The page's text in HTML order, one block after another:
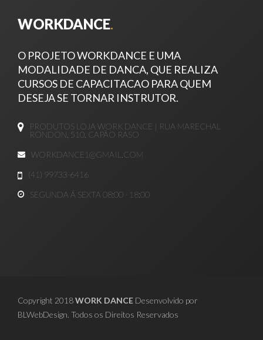
WORKDANCE.
O PROJETO WORKDANCE E UMA
MODALIDADE DE DANCA, QUE REALIZA
CURSOS DE CAPACITACAO PARA QUEM
DESEJA SE TORNAR INSTRUTOR.
PRODUTOS LOJA WORK DANCE | RUA MARECHAL
RONDON, 510. CAPÃO RASO
WORKDANCE1@GMAIL.COM
(41) 99733-6416
SEGUNDA Á SEXTA 08:00 - 18:00
Copyright 2018WORK DANCE Desenvolvido por
BLWebDesign. Todos os Direitos Reservados